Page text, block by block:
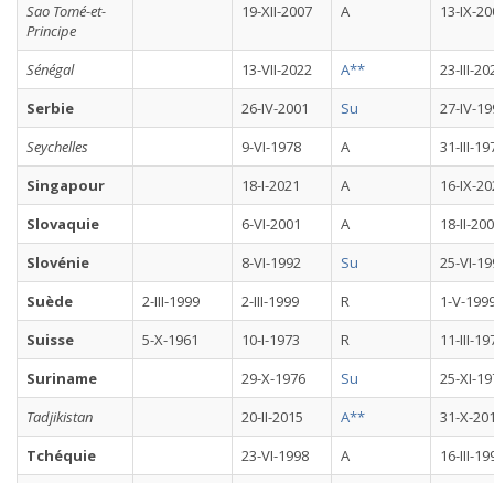
Sao Tomé-et-
Principe
19-XII-2007 A 13-IX-
Sénégal 13-VII-2022 A**
23-III-
Serbie
26-IV-2001 Su
27-IV-
Seychelles
9-VI-1978 A
31-III-
Singapour
18-I-2021 A
16-IX-
Slovaquie
6-VI-2001 A
18-II-
Slovénie
8-VI-1992 Su
25-VI-
Suède
2-III-1999 2-III-1999 R
1-V-
Suisse
5-X-1961 10-I-1973 R
11-III-
Suriname
29-X-1976 Su
25-XI-
Tadjikistan
20-II-2015 A**
31-X-
Tchéquie
23-VI-1998 A
16-III-